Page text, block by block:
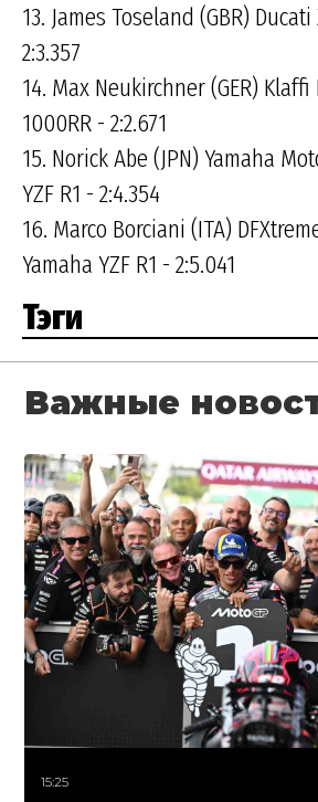
13. James Toseland (GBR)
2:3.357
14. Max Neukirchner (GER) Klaffi
1000RR - 2:2.671
15. Norick Abe (JPN) Yamaha
YZF R1 - 2:4.354
16. Marco Borciani (ITA)
Yamaha YZF R1 - 2:5.041
Тэги
Важные
15:25